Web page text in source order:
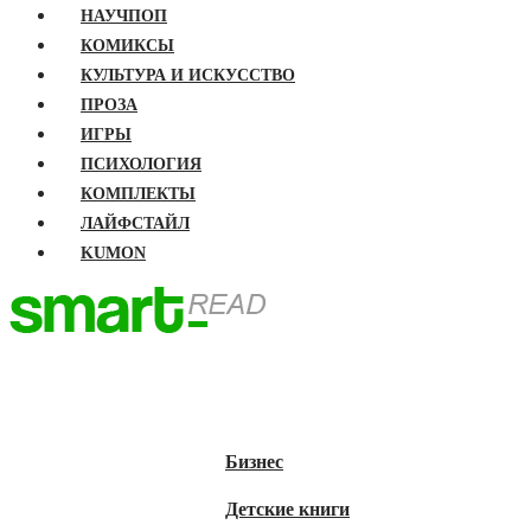
НАУЧПОП
КОМИКСЫ
КУЛЬТУРА И ИСКУССТВО
ПРОЗА
ИГРЫ
ПСИХОЛОГИЯ
КОМПЛЕКТЫ
ЛАЙФСТАЙЛ
KUMON
Бизнес
Детские книги